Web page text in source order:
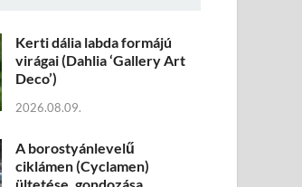
Kerti dália labda formájú
virágai (Dahlia ‘Gallery Art
Deco’)
2026.08.09.
A borostyánlevelű
ciklámen (Cyclamen)